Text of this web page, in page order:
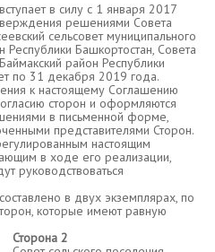
в силу с 1 января 2017
решениями Совета
сельсовет муниципального
Республики Башкортостан, Совета
район Республики
по 31 декабря 2019 года.
к настоящему Соглашению
сторон и оформляются
в письменной форме,
представителями Сторон.
настоящим
в ходе его реализации,
руководствоваться
в двух экземплярах, по
которые имеют равную
Сторона 2